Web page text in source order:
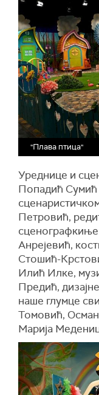
"Плава птица"
Уреднице и
Попадић
Петровић,
Анрејевић,
Стошић-
Илић Илке,
Предић,
наше глумце
Томовић,
Марија